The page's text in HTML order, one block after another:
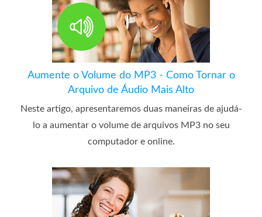
Aumente o Volume do MP3 - Como Tornar o
Arquivo de Áudio Mais Alto
Neste artigo, apresentaremos duas maneiras de ajudá-
lo a aumentar o volume de arquivos MP3 no seu
computador e online.